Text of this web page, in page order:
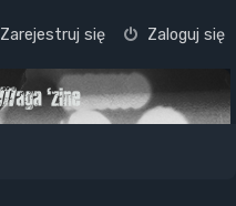
Zaloguj się
Zarejestruj się